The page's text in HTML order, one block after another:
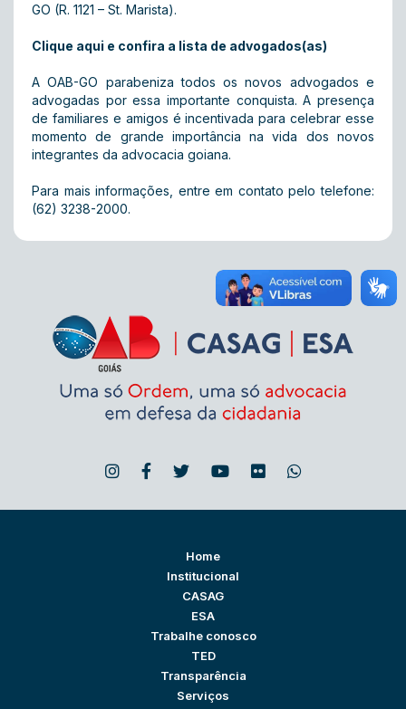
GO (R. 1121 – St. Marista).
Clique aqui e confira a lista de advogados(as)
A OAB-GO parabeniza todos os novos advogados e
advogadas por essa importante conquista. A presença
de familiares e amigos é incentivada para celebrar esse
momento de grande importância na vida dos novos
integrantes da advocacia goiana.
Para mais informações, entre em contato pelo telefone:
(62) 3238-2000.
Home
Institucional
CASAG
ESA
Trabalhe conosco
TED
Transparência
Serviços